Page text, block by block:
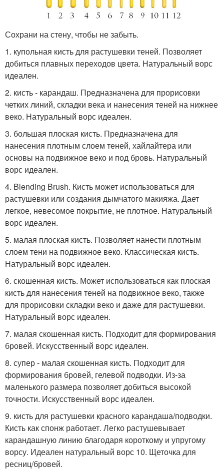
Сохрани на стену, чтобы не забыть.
1. купольная кисть для растушевки теней. Позволяет
добиться плавных переходов цвета. Натуральный ворс
идеален.
2. кисть - карандаш. Предназначена для прорисовки
четких линий, складки века и нанесения теней на нижнее
веко. Натуральный ворс идеален.
3. большая плоская кисть. Предназначена для
нанесения плотным слоем теней, хайлайтера или
основы на подвижное веко и под бровь. Натуральный
ворс идеален.
4. Blending Brush. Кисть может использоваться для
растушевки или создания дымчатого макияжа. Дает
легкое, невесомое покрытие, не плотное. Натуральный
ворс идеален.
5. малая плоская кисть. Позволяет нанести плотным
слоем тени на подвижное веко. Классическая кисть.
Натуральный ворс идеален.
6. скошенная кисть. Может использоваться как плоская
кисть для нанесения теней на подвижное веко, также
для прорисовки складки веко и даже для растушевки.
Натуральный ворс идеален.
7. малая скошенная кисть. Подходит для формирования
бровей. Искусственный ворс идеален.
8. супер - малая скошенная кисть. Подходит для
формирования бровей, гелевой подводки. Из-за
маленького размера позволяет добиться высокой
точности. Искусственный ворс идеален.
9. кисть для растушевки красного карандаша/подводки.
Кисть как спонж работает. Легко растушевывает
карандашную линию благодаря короткому и упругому
ворсу. Идеален натуральный ворс 10. Щеточка для
ресниц/бровей.